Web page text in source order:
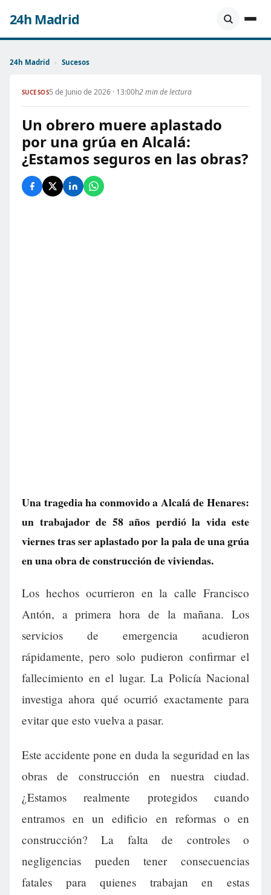
24h Madrid
24h Madrid › Sucesos
SUCESOS5 de Junio de 2026 · 13:00h2 min de lectura
Un obrero muere aplastado
por una grúa en Alcalá:
¿Estamos seguros en las obras?
Una tragedia ha conmovido a Alcalá de Henares:
un trabajador de 58 años perdió la vida este
viernes tras ser aplastado por la pala de una grúa
en una obra de construcción de viviendas.
Los hechos ocurrieron en la calle Francisco
Antón, a primera hora de la mañana. Los
servicios de emergencia acudieron
rápidamente, pero solo pudieron confirmar el
fallecimiento en el lugar. La Policía Nacional
investiga ahora qué ocurrió exactamente para
evitar que esto vuelva a pasar.
Este accidente pone en duda la seguridad en las
obras de construcción en nuestra ciudad.
¿Estamos realmente protegidos cuando
entramos en un edificio en reformas o en
construcción? La falta de controles o
negligencias pueden tener consecuencias
fatales para quienes trabajan en estas